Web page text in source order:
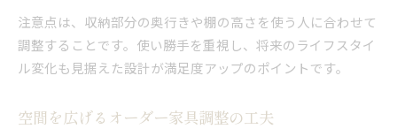
注意点は、収納部分の奥行きや棚の高さを使う人に合わせて
調整することです。使い勝手を重視し、将来のライフスタイ
ル変化も見据えた設計が満足度アップのポイントです。
空間を広げるオーダー家具調整の工夫